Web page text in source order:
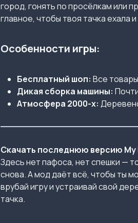
город, гонять по просёлкам или
главное, чтобы твоя тачка ехала
Особенности игры:
Бесплатный шоп: Все
Дикая сборка машины:
Атмосфера 2000-х:
Скачать последнюю версию My
Здесь нет пафоса, нет спешки —
снова. А мод даёт всё, чтобы ты
врубай игру и устраивай свой
тачка.